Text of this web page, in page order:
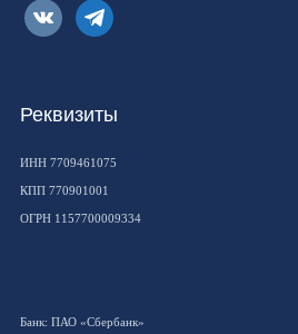
vkontaktetelegram
Реквизиты
ИНН 7709461075
КПП 770901001
ОГРН 1157700009334
Банк: ПАО «Сбербанк»